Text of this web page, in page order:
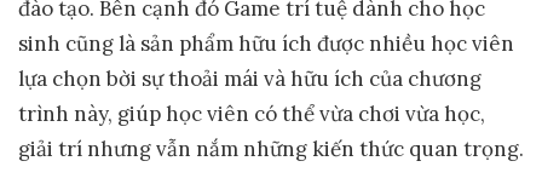
đào tạo. Bên cạnh đó Game trí tuệ dành cho học
sinh cũng là sản phẩm hữu ích được nhiều học viên
lựa chọn bời sự thoải mái và hữu ích của chương
trình này, giúp học viên có thể vừa chơi vừa học,
giải trí nhưng vẫn nắm những kiến thức quan trọng.